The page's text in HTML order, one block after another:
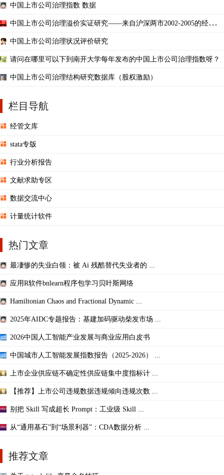
中国上市公司治理指数 数据
中国上市公司治理溢价实证研究——来自沪深两市2002-2005的经验数
中国上市公司治理状况评价研究
请问在哪里可以下到南开大学每年发布的中国上市公司治理指数呀？
中国上市公司治理结构研究数据库（股权激励）
栏目导航
经管文库
stata专版
行业分析报告
文献求助专区
数据交流中心
计量统计软件
热门文章
最凄惨的失业白领：被 Ai 残酷替代失业者的 ...
应用R软件bnlearn程序包学习贝叶斯网络
Hamiltonian Chaos and Fractional Dynamic ...
2025年AIDC专题报告：基建加码驱动柴发市场 ...
2026中国人工智能产业发展与商业应用白皮书
中国城市人工智能发展指数报告（2025-2026） ...
上市企业供应链不确定性供应链集中度指标计 ...
【推荐】上市公司违规数据违规倾向违规次数 ...
别把 Skill 写成超长 Prompt：工业级 Skill ...
从“通用基石”到“场景利器”：CDA数据分析 ...
推荐文章